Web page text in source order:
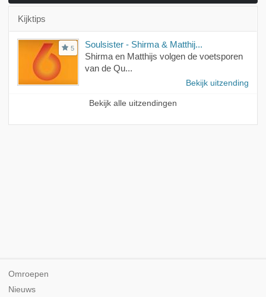
Kijktips
5
Soulsister - Shirma & Matthij...
Shirma en Matthijs volgen de voetsporen
van de Qu...
Bekijk uitzending
Bekijk alle uitzendingen
Omroepen
Nieuws